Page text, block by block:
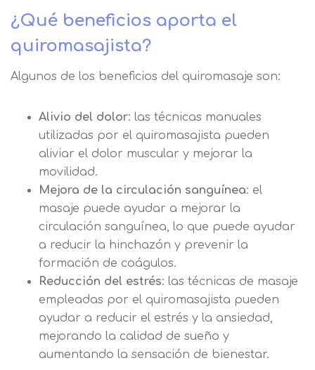
¿Qué beneficios aporta el
quiromasajista?
Algunos de los beneficios del quiromasaje son:
Alivio del dolor: las técnicas manuales
utilizadas por el quiromasajista pueden
aliviar el dolor muscular y mejorar la
movilidad.
Mejora de la circulación sanguínea: el
masaje puede ayudar a mejorar la
circulación sanguínea, lo que puede ayudar
a reducir la hinchazón y prevenir la
formación de coágulos.
Reducción del estrés: las técnicas de masaje
empleadas por el quiromasajista pueden
ayudar a reducir el estrés y la ansiedad,
mejorando la calidad de sueño y
aumentando la sensación de bienestar.
Solicitar
información
Mail
Apellido
Teléfono País
Mensaje
Información básica sobre
Protección de Datos .Haz clic aquí
Acepto el tratamiento de mis datos con la
Información básica sobre Protección
de Datos .
Responsable EUROINNOVA
BUSINESS SCHOOL, S.L. Finalidad
Información académica y comercial
de nuestros servicios de enseñanza
Legitimación Consentimiento del
interesado Destinatarios Encargados
del tratamiento para cumplir con las
finalidades Derechos Acceder,
rectificar y suprimir los datos, así
como otros derechos, como se
explica en la información adicional
Centro de
preferencia de
Utilizamos cookies propias y de terceros
para mejorar nuestros servicios
relacionados con tus preferencias,
mediante el análisis de tus hábitos de
navegación. En caso de que rechace las
cookies, no podremos asegurarle el
correcto funcionamiento de las distintas
funcionalidades de nuestra página web.
Puede obtener más información en
nuestra
política de cookies.
Después de aceptar, no volveremos a